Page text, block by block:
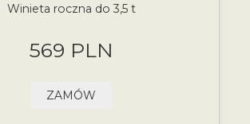
Winieta roczna do 3,5 t
569 PLN
ZAMÓW